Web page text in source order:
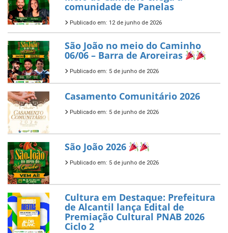
comunidade de Panelas
Publicado em: 12 de junho de 2026
São João no meio do Caminho
06/06 – Barra de Aroreiras
Publicado em: 5 de junho de 2026
Casamento Comunitário 2026
Publicado em: 5 de junho de 2026
São João 2026
Publicado em: 5 de junho de 2026
Cultura em Destaque: Prefeitura
de Alcantil lança Edital de
Premiação Cultural PNAB 2026
Ciclo 2